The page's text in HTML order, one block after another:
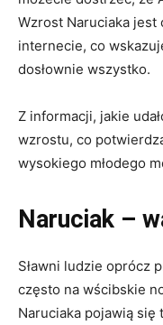
Wzrost Naruciaka jest
internecie, co
dosłownie wszystko.
Z informacji, jakie
wzrostu, co
wysokiego młodego
Naruciak –
Sławni ludzie oprócz
często na wścibskie
Naruciaka pojawią się